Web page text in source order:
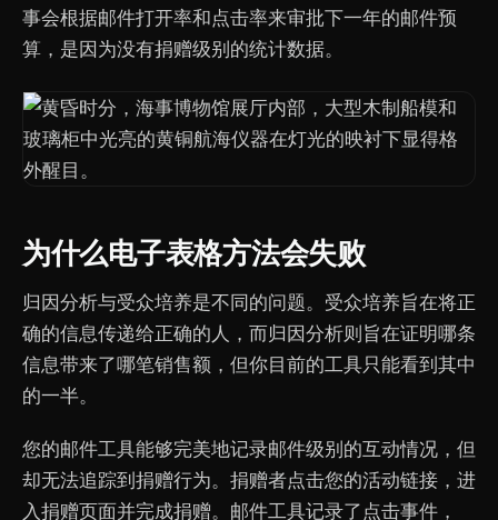
事会根据邮件打开率和点击率来审批下一年的邮件预
算，是因为没有捐赠级别的统计数据。
为什么电子表格方法会失败
归因分析与受众培养是不同的问题。受众培养旨在将正
确的信息传递给正确的人，而归因分析则旨在证明哪条
信息带来了哪笔销售额，但你目前的工具只能看到其中
的一半。
您的邮件工具能够完美地记录邮件级别的互动情况，但
却无法追踪到捐赠行为。捐赠者点击您的活动链接，进
入捐赠页面并完成捐赠。邮件工具记录了点击事件，